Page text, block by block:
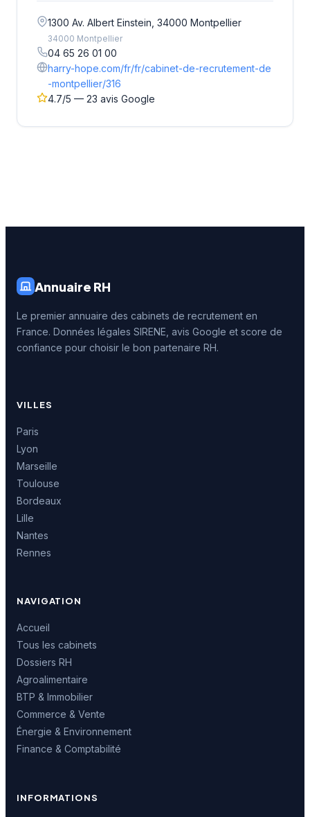
1300 Av. Albert Einstein, 34000 Montpellier
34000 Montpellier
04 65 26 01 00
harry-hope.com/fr/fr/cabinet-de-recrutement-de
-montpellier/316
4.7/5 — 23 avis Google
Annuaire RH
Le premier annuaire des cabinets de recrutement en
France. Données légales SIRENE, avis Google et score de
confiance pour choisir le bon partenaire RH.
VILLES
Paris
Lyon
Marseille
Toulouse
Bordeaux
Lille
Nantes
Rennes
NAVIGATION
Accueil
Tous les cabinets
Dossiers RH
Agroalimentaire
BTP & Immobilier
Commerce & Vente
Énergie & Environnement
Finance & Comptabilité
INFORMATIONS